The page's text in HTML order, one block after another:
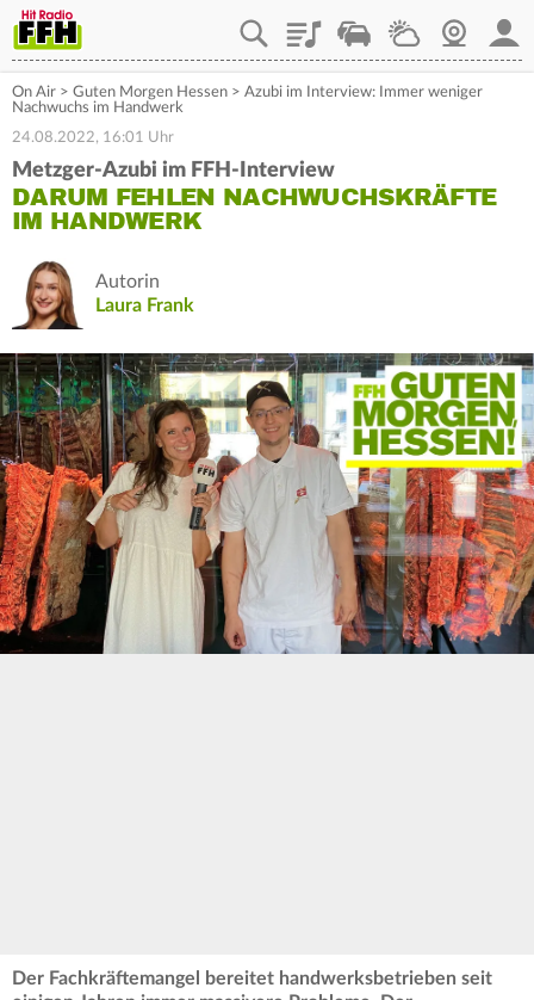
PlaylistStaupilotWetterWebcam
On Air > Guten Morgen Hessen > Azubi im Interview: Immer weniger
Nachwuchs im Handwerk
24.08.2022, 16:01 Uhr
Metzger-Azubi im FFH-Interview
DARUM FEHLEN NACHWUCHSKRÄFTE
IM HANDWERK
Autorin
Laura Frank
Der Fachkräftemangel bereitet handwerksbetrieben seit